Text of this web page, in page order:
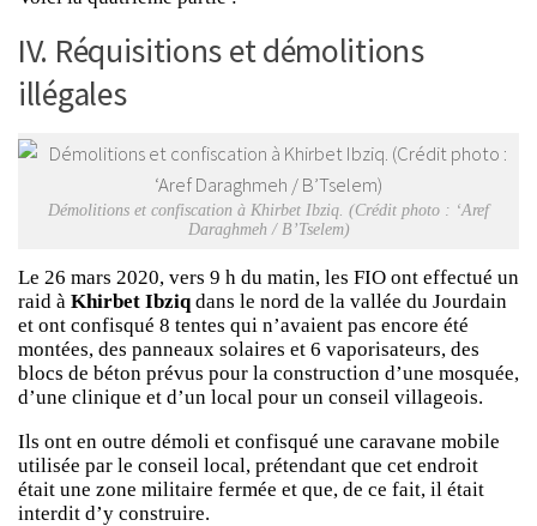
IV. Réquisitions et démolitions
illégales
Démolitions et confiscation à Khirbet Ibziq. (Crédit photo : ‘Aref
Daraghmeh / B’Tselem)
Le 26 mars 2020, vers 9 h du matin, les FIO ont effectué un
raid à Khirbet Ibziq dans le nord de la vallée du Jourdain
et ont confisqué 8 tentes qui n’avaient pas encore été
montées, des panneaux solaires et 6 vaporisateurs, des
blocs de béton prévus pour la construction d’une mosquée,
d’une clinique et d’un local pour un conseil villageois.
Ils ont en outre démoli et confisqué une caravane mobile
utilisée par le conseil local, prétendant que cet endroit
était une zone militaire fermée et que, de ce fait, il était
interdit d’y construire.